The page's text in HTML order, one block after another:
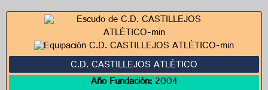
C.D. CASTILLEJOS ATLÉTICO
Año Fundación:2004